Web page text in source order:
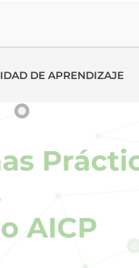
DE APRENDIZAJE